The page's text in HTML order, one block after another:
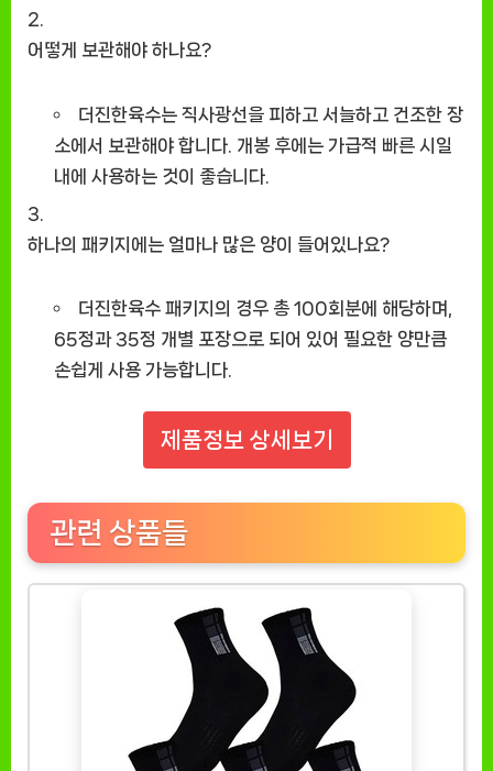
어떻게 보관해야 하나요?
더진한육수는 직사광선을 피하고 서늘하고 건조한 장
소에서 보관해야 합니다. 개봉 후에는 가급적 빠른 시일
내에 사용하는 것이 좋습니다.
하나의 패키지에는 얼마나 많은 양이 들어있나요?
더진한육수 패키지의 경우 총 100회분에 해당하며,
65정과 35정 개별 포장으로 되어 있어 필요한 양만큼
손쉽게 사용 가능합니다.
제품정보 상세보기
관련 상품들